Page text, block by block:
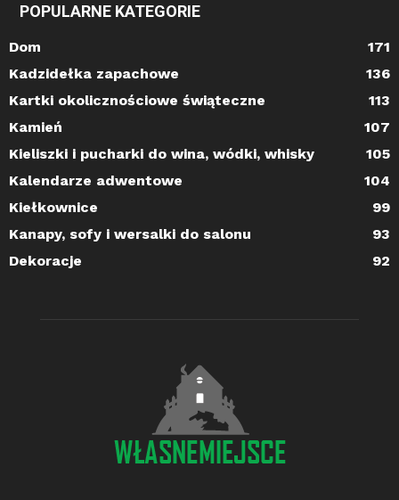
POPULARNE KATEGORIE
Dom
171
Kadzidełka zapachowe
136
Kartki okolicznościowe świąteczne
113
Kamień
107
Kieliszki i pucharki do wina, wódki, whisky
105
Kalendarze adwentowe
104
Kiełkownice
99
Kanapy, sofy i wersalki do salonu
93
Dekoracje
92